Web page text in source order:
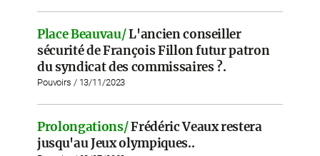
Place Beauvau/L'ancien conseiller
sécurité de François Fillon futur patron
du syndicat des commissaires ?.
Pouvoirs / 13/11/2023
Prolongations/Frédéric Veaux restera
jusqu'au Jeux olympiques..